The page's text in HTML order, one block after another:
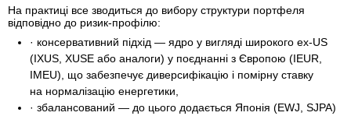
На практиці все зводиться до вибору структури портфеля
відповідно до ризик-профілю:
· консервативний підхід — ядро у вигляді широкого ex-US
(IXUS, XUSE або аналоги) у поєднанні з Європою (IEUR,
IMEU), що забезпечує диверсифікацію і помірну ставку
на нормалізацію енергетики,
· збалансований — до цього додається Японія (EWJ, SJPA)